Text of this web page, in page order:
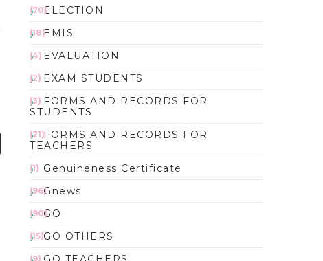
ELECTION
(70)
EMIS
(18)
EVALUATION
(4)
EXAM STUDENTS
(2)
FORMS AND RECORDS FOR
STUDENTS
(3)
FORMS AND RECORDS FOR
TEACHERS
(21)
Genuineness Certificate
(1)
Gnews
(96)
GO
(90)
GO OTHERS
(15)
(9)